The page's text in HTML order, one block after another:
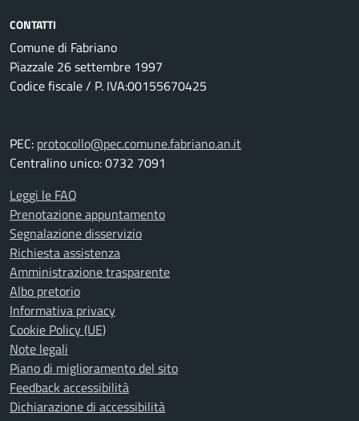
CONTATTI
Comune di Fabriano
Piazzale 26 settembre 1997
Codice fiscale / P. IVA:00155670425
PEC: protocollo@pec.comune.fabriano.an.it
Centralino unico: 0732 7091
Leggi le FAQ
Prenotazione appuntamento
Segnalazione disservizio
Richiesta assistenza
Amministrazione trasparente
Albo pretorio
Informativa privacy
Cookie Policy (UE)
Note legali
Piano di miglioramento del sito
Feedback accessibilità
Dichiarazione di accessibilità